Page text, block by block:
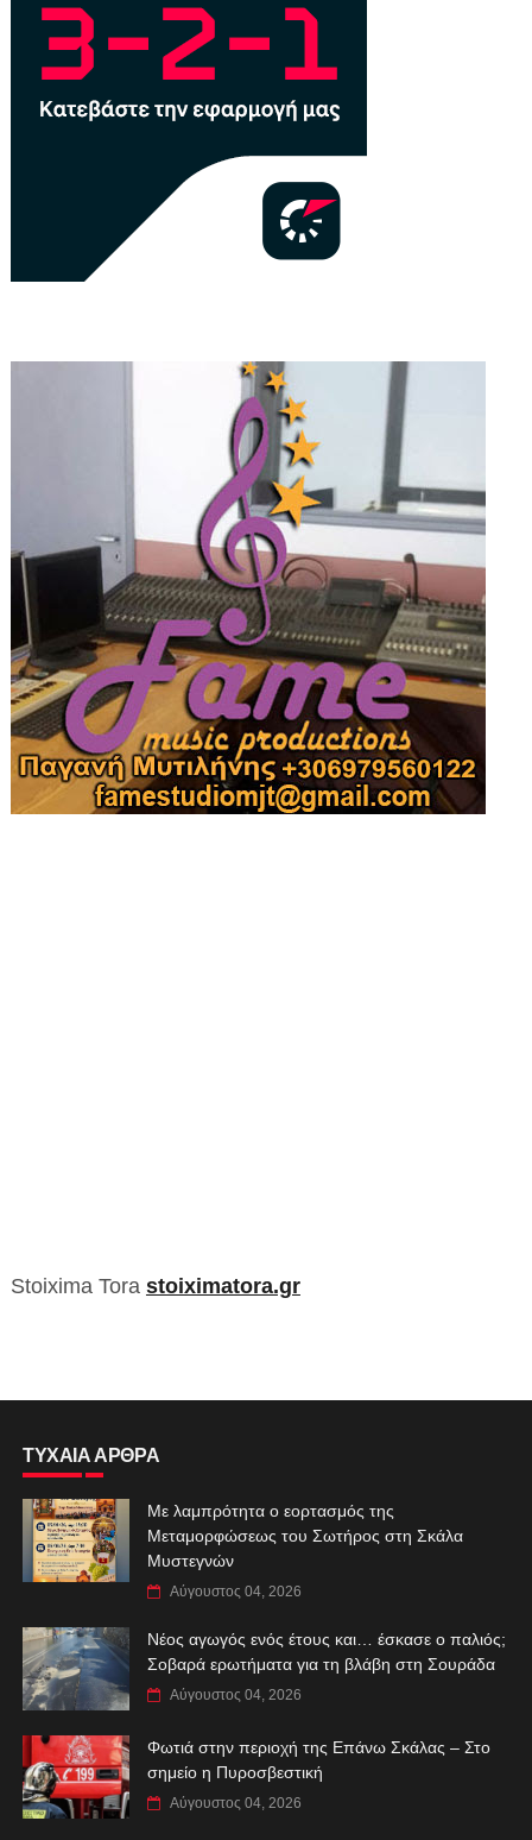
Stoixima Tora stoiximatora.gr
ΤΥΧΑΙΑ ΑΡΘΡΑ
Με λαμπρότητα ο εορτασμός της
Μεταμορφώσεως του Σωτήρος στη Σκάλα
Μυστεγνών
Αύγουστος 04, 2026
Νέος αγωγός ενός έτους και… έσκασε ο παλιός;
Σοβαρά ερωτήματα για τη βλάβη στη Σουράδα
Αύγουστος 04, 2026
Φωτιά στην περιοχή της Επάνω Σκάλας – Στο
σημείο η Πυροσβεστική
Αύγουστος 04, 2026